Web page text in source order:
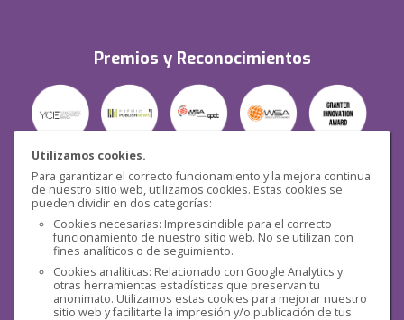
Utilizamos cookies.
Para garantizar el correcto funcionamiento y la mejora continua
de nuestro sitio web, utilizamos cookies. Estas cookies se
pueden dividir en dos categorías:
Cookies necesarias: Imprescindible para el correcto
funcionamiento de nuestro sitio web. No se utilizan con
fines analíticos o de seguimiento.
Cookies analíticas: Relacionado con Google Analytics y
otras herramientas estadísticas que preservan tu
anonimato. Utilizamos estas cookies para mejorar nuestro
sitio web y facilitarte la impresión y/o publicación de tus
Premios y Reconocimientos
Seguridad
Redes sociales